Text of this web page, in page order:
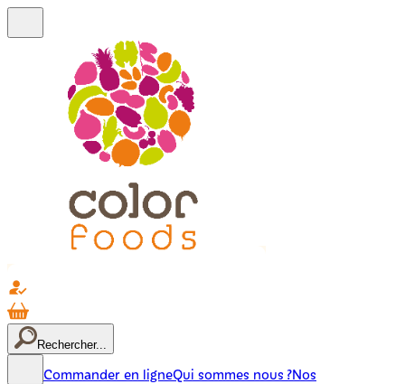
Rechercher...
Commander en ligneQui sommes nous ?Nos